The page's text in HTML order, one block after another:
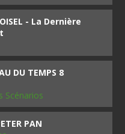
- La Dernière
DU TEMPS 8
Scénarios
PAN